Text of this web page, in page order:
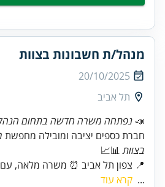
מנהל/ת חשבונות בצוות
20/10/2025
תל אביב
📣 נפתחה משרה חדשה בתחום
חברת כספים יציבה ומובילה מחפשת
בצוות
📍 צפון תל אביב ⏰ משרה מלאה,
... קרא עוד